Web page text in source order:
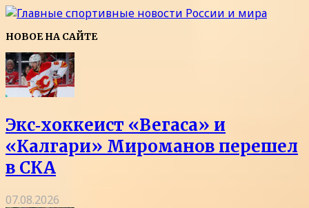
НОВОЕ НА САЙТЕ
Экс‑хоккеист «Вегаса» и
«Калгари» Мироманов перешел
в СКА
07.08.2026